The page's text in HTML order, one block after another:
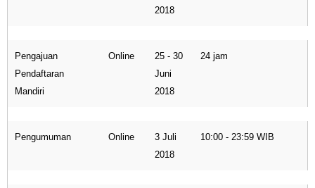
2018
Pengajuan
Pendaftaran
Mandiri
Online
25 - 30
Juni
2018
24 jam
Pengumuman Online
3 Juli
2018
10:00 - 23:59 WIB